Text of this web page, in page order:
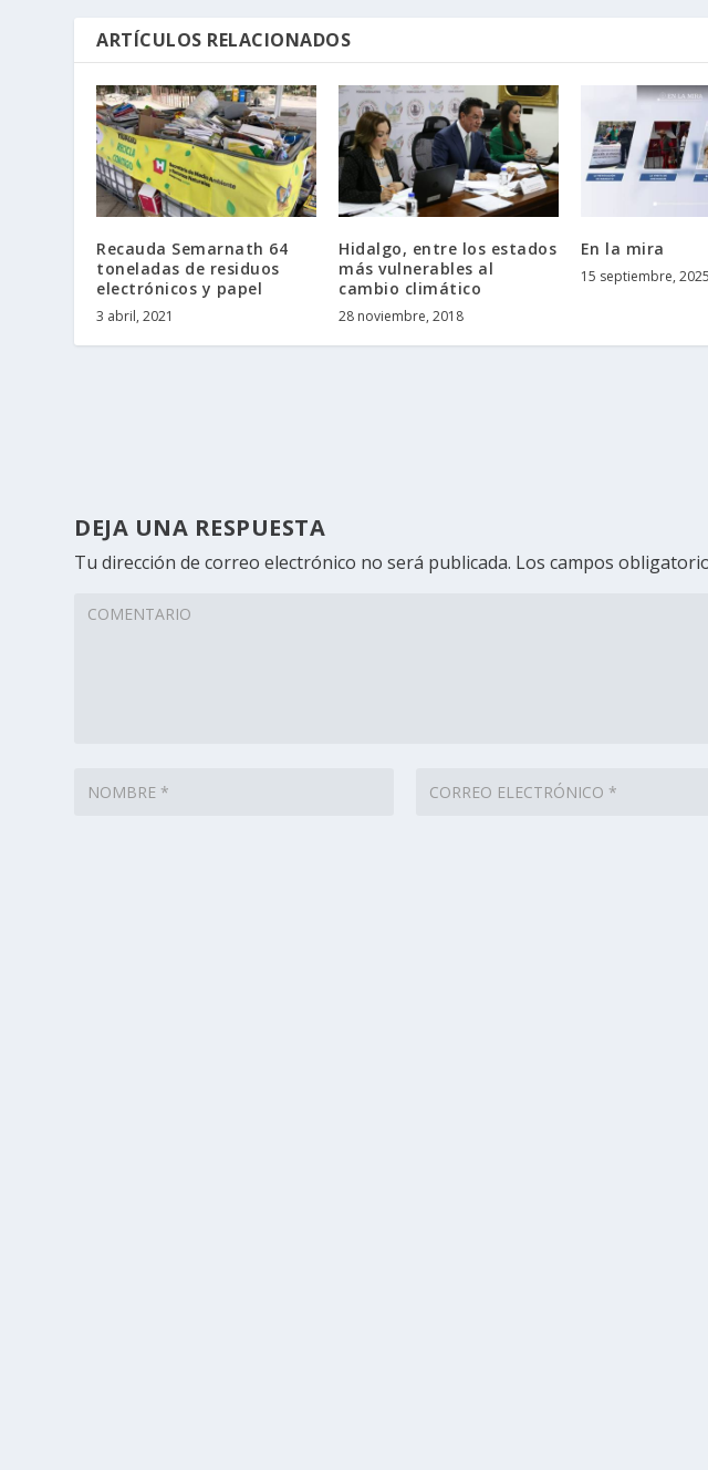
ARTÍCULOS RELACIONADOS
Recauda Semarnath 64
toneladas de residuos
electrónicos y papel
3 abril, 2021
Hidalgo, entre los estados
más vulnerables al
cambio climático
28 noviembre, 2018
En la mira
15 septiembre, 2025
DEJA UNA RESPUESTA
Tu dirección de correo electrónico no será publicada. Los campos